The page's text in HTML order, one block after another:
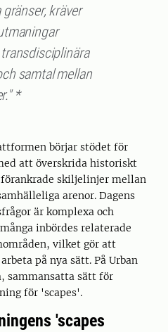
kräver
samtal mellan
*
börjar stödet för
att överskrida historiskt
skiljelinjer mellan
arenor. Dagens
är komplexa och
inbördes relaterade
vilket gör att
på nya sätt. På Urban
sammansatta sätt för
för 'scapes'.
'scapes